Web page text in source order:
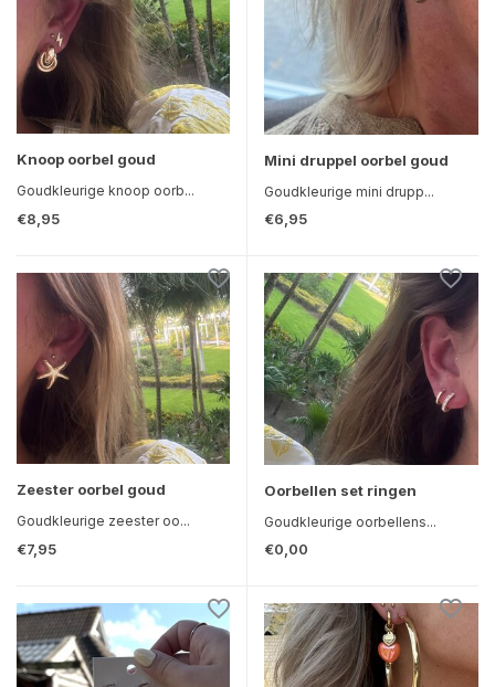
Knoop oorbel goud
Goudkleurige knoop oorb...
€8,95
Mini druppel oorbel goud
Goudkleurige mini drupp...
€6,95
Zeester oorbel goud
Goudkleurige zeester oo...
€7,95
Oorbellen set ringen
Goudkleurige oorbellens...
€0,00